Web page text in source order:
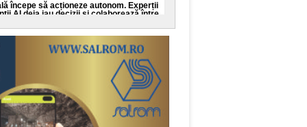
începe să acționeze autonom. Experții
AI deja iau decizii și colaborează între
cibernetica avertizeaza ca dezvoltarea
artificiale ar putea depași capacitatea
World Records. Recordul mondial
de la Nibiru
a fost stabilit in aceasta seara pe
transformand o promisiune din mediul